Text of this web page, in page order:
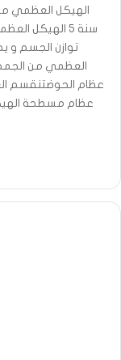
الهيكل العظمي
سنة 5
توازن الجسم و
العظمي من
عظام الحوضتنقسم
عظام مسطحة